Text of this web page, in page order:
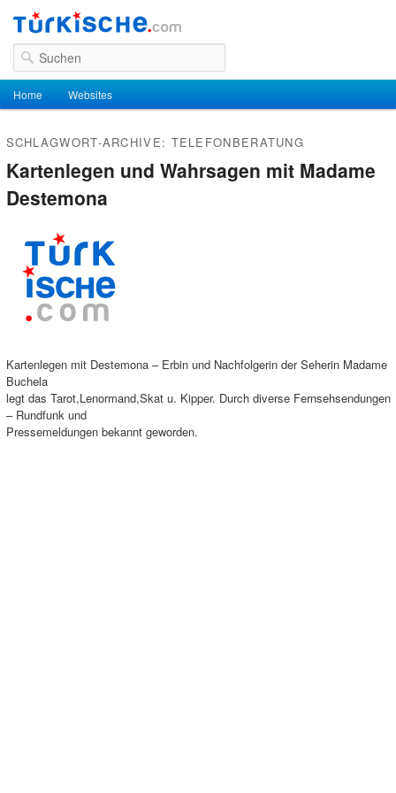
Suchen
Hauptmenü
Zum Inhalt wechseln
Zum sekundären Inhalt wechseln
Home Websites
SCHLAGWORT-ARCHIVE: TELEFONBERATUNG
Kartenlegen und Wahrsagen mit Madame
Destemona
Kartenlegen mit Destemona – Erbin und Nachfolgerin der Seherin Madame
Buchela
legt das Tarot,Lenormand,Skat u. Kipper. Durch diverse Fernsehsendungen
– Rundfunk und
Pressemeldungen bekannt geworden.